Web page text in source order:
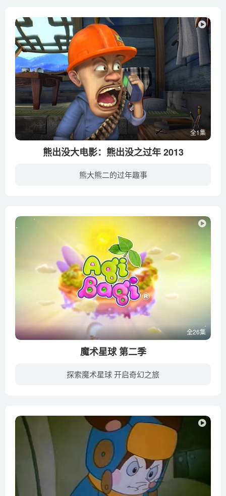
全1集
熊出没大电影：熊出没之过年 2013
熊大熊二的过年趣事
全26集
魔术星球 第二季
探索魔术星球 开启奇幻之旅